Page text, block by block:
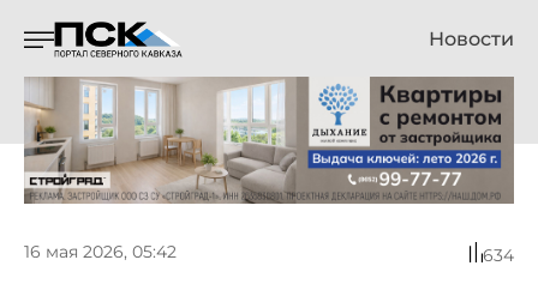
Новости
16 мая 2026, 05:42 634